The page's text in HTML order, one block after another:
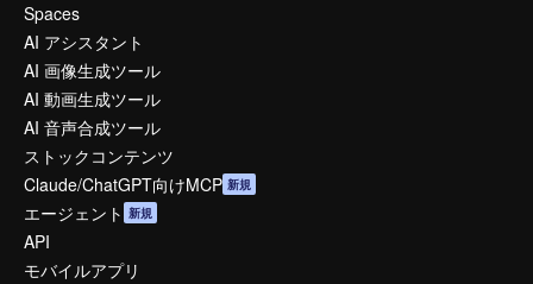
Spaces
AI アシスタント
AI 画像生成ツール
AI 動画生成ツール
AI 音声合成ツール
ストックコンテンツ
Claude/ChatGPT向けMCP 新規
エージェント 新規
API
モバイルアプリ